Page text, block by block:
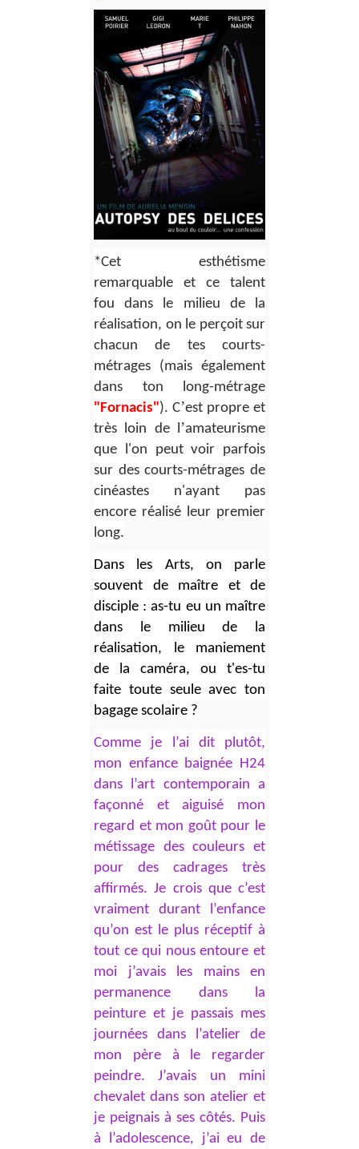
*Cet esthétisme
remarquable et ce talent
fou dans le milieu de la
réalisation, on le perçoit sur
chacun de tes courts-
métrages (mais également
dans ton long-métrage
"Fornacis"). C’est propre et
très loin de l’amateurisme
que l'on peut voir parfois
sur des courts-métrages de
cinéastes n'ayant pas
encore réalisé leur premier
long.
Dans les Arts, on parle
souvent de maître et de
disciple : as-tu eu un maître
dans le milieu de la
réalisation, le maniement
de la caméra, ou t'es-tu
faite toute seule avec ton
bagage scolaire ?
Comme je l’ai dit plutôt,
mon enfance baignée H24
dans l’art contemporain a
façonné et aiguisé mon
regard et mon goût pour le
métissage des couleurs et
pour des cadrages très
affirmés. Je crois que c’est
vraiment durant l’enfance
qu’on est le plus réceptif à
tout ce qui nous entoure et
moi j’avais les mains en
permanence dans la
peinture et je passais mes
journées dans l’atelier de
mon père à le regarder
peindre. J’avais un mini
chevalet dans son atelier et
je peignais à ses côtés. Puis
à l’adolescence, j’ai eu de